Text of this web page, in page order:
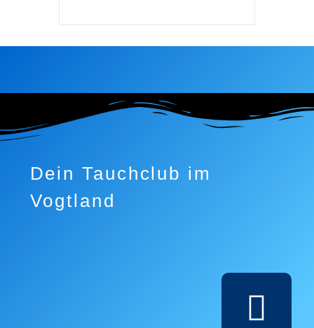
Dein Tauchclub im
Vogtland